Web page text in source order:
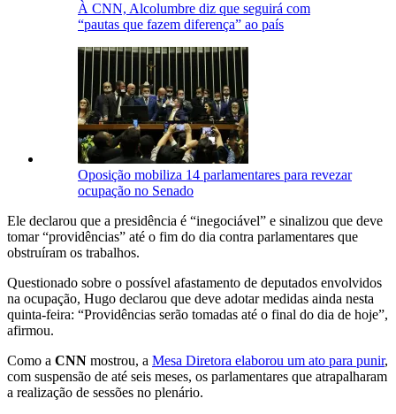
À CNN, Alcolumbre diz que seguirá com
“pautas que fazem diferença” ao país
Oposição mobiliza 14 parlamentares para revezar
ocupação no Senado
Ele declarou que a presidência é “inegociável” e sinalizou que deve
tomar “providências” até o fim do dia contra parlamentares que
obstruíram os trabalhos.
Questionado sobre o possível afastamento de deputados envolvidos
na ocupação, Hugo declarou que deve adotar medidas ainda nesta
quinta-feira: “Providências serão tomadas até o final do dia de hoje”,
afirmou.
Como a CNN mostrou, a Mesa Diretora elaborou um ato para punir,
com suspensão de até seis meses, os parlamentares que atrapalharam
a realização de sessões no plenário.